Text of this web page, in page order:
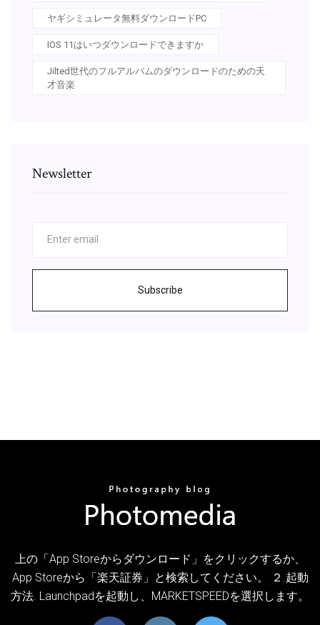
ヤギシミュレータ無料ダウンロードPC
IOS 11はいつダウンロードできますか
Jilted世代のフルアルバムのダウンロードのための天
才音楽
Newsletter
Subscribe
上の「App Storeからダウンロード」をクリックするか、
App Storeから「楽天証券」と検索してください。 ２.起動
方法. Launchpadを起動し、MARKETSPEEDを選択します。